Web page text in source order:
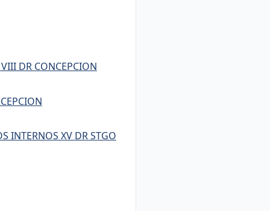
DR CONCEPCION
INTERNOS XV DR STGO